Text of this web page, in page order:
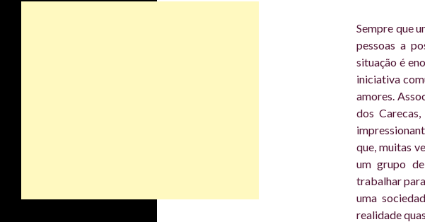
Sempre que
pessoas a
situação é
iniciativa
amores.
dos
que, muitas
um grupo
trabalhar
uma
realidade